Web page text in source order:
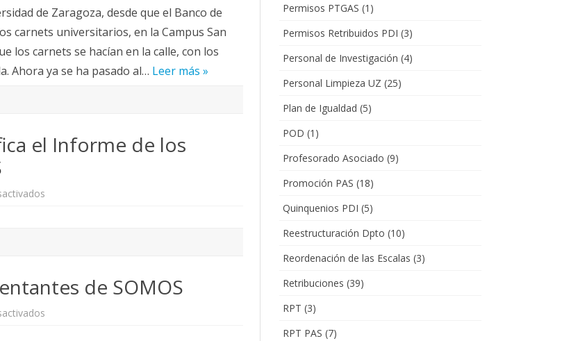
hacen
los
carnets
universitarios
en
el
Campus
S.
de Zaragoza, desde que el Banco de
carnets universitarios, en la Campus San
los carnets se hacían en la calle, con los
Ahora ya se ha pasado al… Leer más »
el Informe de los
los
representantesde SOMOS
Permisos PTGAS (1)
Permisos Retribuidos PDI (3)
Personal de Investigación (4)
Personal Limpieza UZ (25)
Plan de Igualdad (5)
POD (1)
Profesorado Asociado (9)
Promoción PAS (18)
Quinquenios PDI (5)
Reestructuración Dpto (10)
Reordenación de las Escalas (3)
Retribuciones (39)
RPT (3)
RPT PAS (7)